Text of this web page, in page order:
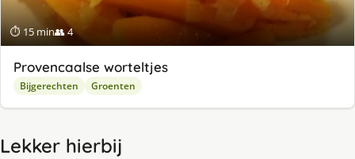
⏱ 15 min👥 4
Provencaalse worteltjes
Bijgerechten Groenten
Lekker hierbij